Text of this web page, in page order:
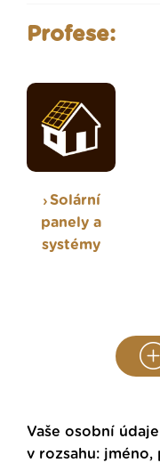
Profese:
Solární
panely a
systémy
Vaše osobní
v rozsahu: jméno,